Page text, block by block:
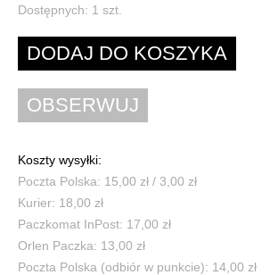
Dostępnych: 1 szt.
Koszty wysyłki:
Poczta Polska: 15,00 zł / 3,00 zł
Kurier: 18,00 zł
Paczkomat InPost: 17,00 zł
Orlen Paczka: 13,00 zł
Poczta Polska (odbiór w punkcie): 14,00 zł